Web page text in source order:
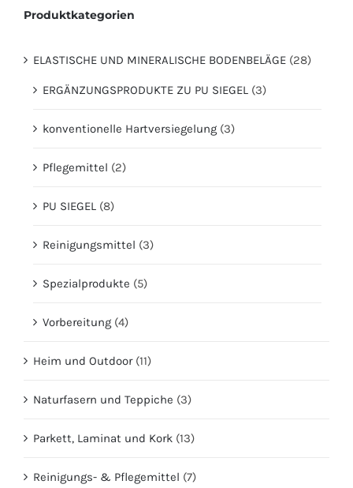
Produktkategorien
ELASTISCHE UND MINERALISCHE BODENBELÄGE (28)
ERGÄNZUNGSPRODUKTE ZU PU SIEGEL (3)
konventionelle Hartversiegelung (3)
Pflegemittel (2)
PU SIEGEL (8)
Reinigungsmittel (3)
Spezialprodukte (5)
Vorbereitung (4)
Heim und Outdoor (11)
Naturfasern und Teppiche (3)
Parkett, Laminat und Kork (13)
Reinigungs- & Pflegemittel (7)